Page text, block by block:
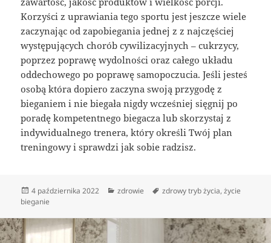
Korzyści z uprawiania tego sportu jest jeszcze wiele
zaczynając od zapobiegania jednej z z najczęściej
występujących chorób cywilizacyjnych – cukrzycy,
poprzez poprawę wydolności oraz całego układu
oddechowego po poprawę samopoczucia. Jeśli jesteś
osobą która dopiero zaczyna swoją przygodę z
bieganiem i nie biegała nigdy wcześniej sięgnij po
poradę kompetentnego biegacza lub skorzystaj z
indywidualnego trenera, który określi Twój plan
treningowy i sprawdzi jak sobie radzisz.
Data
publikacji
4 października 2022 Kategorie
zdrowie Tagi
zdrowy tryb życia,życie
bieganie